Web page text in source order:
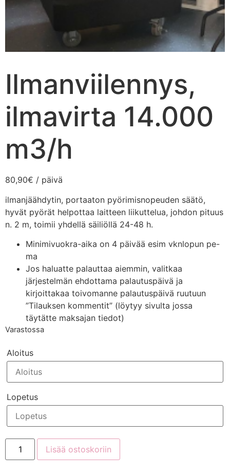
Ilmanviilennys,
ilmavirta 14.000
m3/h
80,90€ / päivä
ilmanjäähdytin, portaaton pyörimisnopeuden säätö,
hyvät pyörät helpottaa laitteen liikuttelua, johdon pituus
n. 2 m, toimii yhdellä säiliöllä 24-48 h.
Minimivuokra-aika on 4 päivää esim vknlopun pe-
ma
Jos haluatte palauttaa aiemmin, valitkaa
järjestelmän ehdottama palautuspäivä ja
kirjoittakaa toivomanne palautuspäivä ruutuun
”Tilauksen kommentit” (löytyy sivulta jossa
täytätte maksajan tiedot)
Varastossa
Aloitus
Lopetus
Lisää ostoskoriin